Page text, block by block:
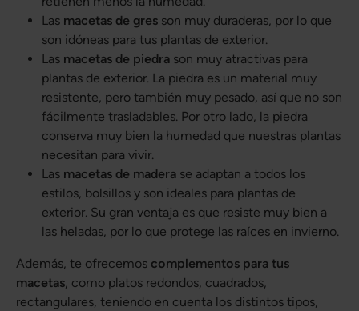
Las macetas de gres son muy duraderas, por lo que
son idóneas para tus plantas de exterior.
Las macetas de piedra son muy atractivas para
plantas de exterior. La piedra es un material muy
resistente, pero también muy pesado, así que no son
fácilmente trasladables. Por otro lado, la piedra
conserva muy bien la humedad que nuestras plantas
necesitan para vivir.
Las macetas de madera se adaptan a todos los
estilos, bolsillos y son ideales para plantas de
exterior. Su gran ventaja es que resiste muy bien a
las heladas, por lo que protege las raíces en invierno.
Además, te ofrecemos complementos para tus
macetas, como platos redondos, cuadrados,
rectangulares, teniendo en cuenta los distintos tipos,